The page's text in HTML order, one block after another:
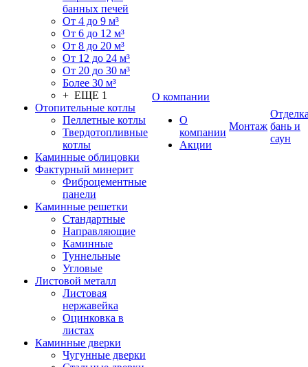
банных печей
От 4 до 9 м³
От 6 до 12 м³
От 8 до 20 м³
От 12 до 24 м³
От 20 до 30 м³
Более 30 м³
+ ЕЩЕ 1
Отопительные котлы
Пеллетные котлы
Твердотопливные
котлы
Каминные облицовки
Фактурный минерит
Фиброцементные
панели
Каминные решетки
Стандартные
Направляющие
Каминные
Туннельные
Угловые
Листовой металл
Листовая
нержавейка
Оцинковка в
листах
Каминные дверки
Чугунные дверки
О компании
О
компании
Акции
Монтаж бань и
саун